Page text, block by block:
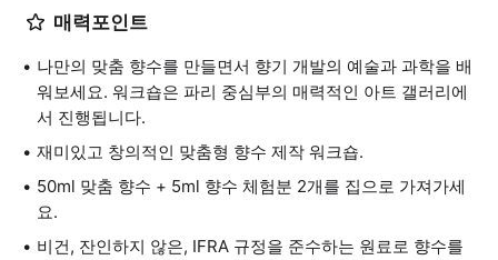
매력포인트
나만의 맞춤 향수를 만들면서 향기 개발의 예술과 과학을 배
워보세요. 워크숍은 파리 중심부의 매력적인 아트 갤러리에
서 진행됩니다.
재미있고 창의적인 맞춤형 향수 제작 워크숍.
50ml 맞춤 향수 + 5ml 향수 체험분 2개를 집으로 가져가세
요.
비건, 잔인하지 않은, IFRA 규정을 준수하는 원료로 향수를